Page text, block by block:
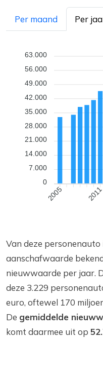
Per maand Per
63.000
56.000
49.000
42.000
35.000
28.000
21.000
14.000
7.000
0
2005 2011
Van deze personenauto
aanschafwaarde
nieuwwaarde per jaar.
deze 3.229
euro, oftewel 170
De gemiddelde
komt daarmee uit op